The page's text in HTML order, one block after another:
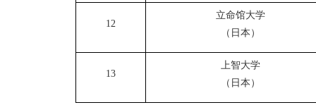
12
立命馆大学
（日本）
13
上智大学
（日本）